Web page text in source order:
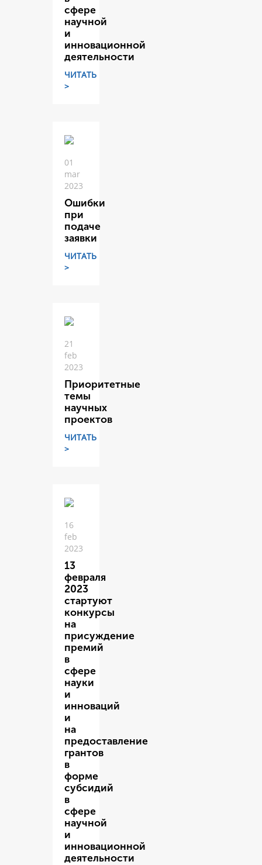
сфере
научной
и
инновационной
деятельности
ЧИТАТЬ
>
01
mar
2023
Ошибки
при
подаче
заявки
ЧИТАТЬ
>
21
feb
2023
Приоритетные
темы
научных
проектов
ЧИТАТЬ
>
16
feb
2023
13
февраля
2023
стартуют
конкурсы
на
присуждение
премий
в
сфере
науки
и
инноваций
и
на
предоставление
грантов
в
форме
субсидий
в
сфере
научной
и
инновационной
деятельности